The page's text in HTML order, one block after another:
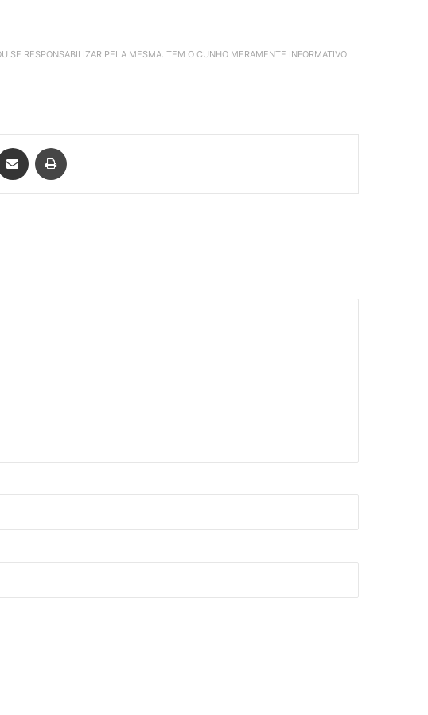
SE RESPONSABILIZAR PELA MESMA. TEM O CUNHO MERAMENTE INFORMATIVO.